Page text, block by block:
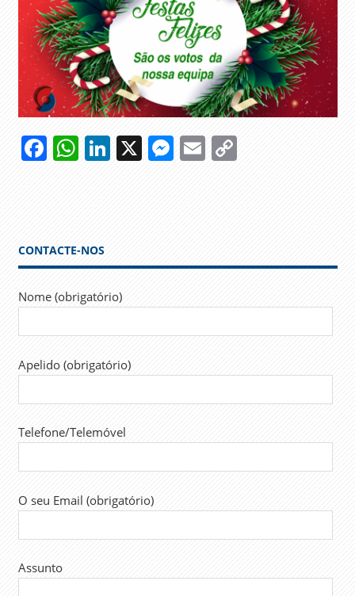
Facebook
WhatsApp
LinkedIn
X Messenger
EmailCopy
CONTACTE-NOS
Nome (obrigatório)
Apelido (obrigatório)
Telefone/Telemóvel
O seu Email (obrigatório)
Assunto